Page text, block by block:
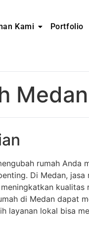
Kami Portfolio
Medan
rumah Anda
Di Medan, jasa
kualitas
di Medan dapat
layanan lokal bisa